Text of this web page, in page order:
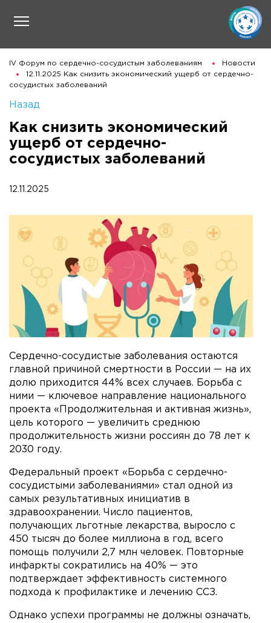
IV Форум по сердечно-сосудистым заболеваниям
Новости
12.11.2025 Как снизить экономический ущерб от сердечно-
сосудистых заболеваний
Назад
Как снизить экономический
ущерб от сердечно-
сосудистых заболеваний
12.11.2025
Сердечно-сосудистые заболевания остаются
главной причиной смертности в России — на их
долю приходится 44% всех случаев. Борьба с
ними — ключевое направление национального
проекта «Продолжительная и активная жизнь»,
цель которого — увеличить среднюю
продолжительность жизни россиян до 78 лет к
2030 году.
Федеральный проект «Борьба с сердечно-
сосудистыми заболеваниями» стал одной из
самых результативных инициатив в
здравоохранении. Число пациентов,
получающих льготные лекарства, выросло с
450 тысяч до более миллиона в год, всего
помощь получили 2,7 млн человек. Повторные
инфаркты сократились на 40% — это
подтверждает эффективность системного
подхода к профилактике и лечению ССЗ.
Однако успехи программы не должны означать,